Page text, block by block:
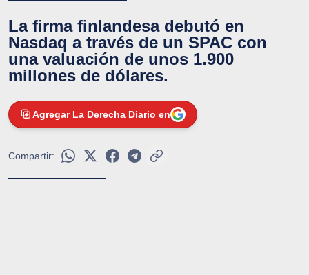
La firma finlandesa debutó en
Nasdaq a través de un SPAC con
una valuación de unos 1.900
millones de dólares.
Agregar La Derecha Diario en
Compartir: